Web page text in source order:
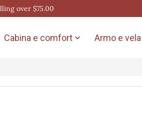
over $75.00
Cabina e comfort  Armo e vela